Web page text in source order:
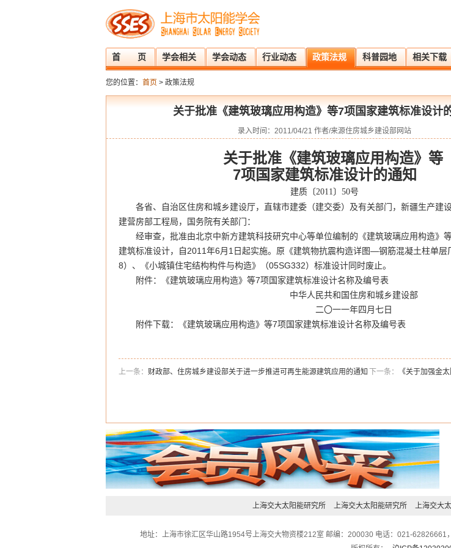
首 页 学会相关 学会动态 行业动态 政策法规 科普园地 相关下载
您的位置： 首页 > 政策法规
关于批准《建筑玻璃应用构造》等7项国家建筑标准设计
录入时间：2011/04/21 作者/来源住房城乡建设部网站
关于批准《建筑玻璃应用构造》等
7项国家建筑标准设计的通知
建质〔2011〕50号
各省、自治区住房和城乡建设厅，直辖市建委（建交委）及有关部门，新疆生产建
建营房部工程局，国务院有关部门：
经审查，批准由北京中新方建筑科技研究中心等单位编制的《建筑玻璃应用构造》
建筑标准设计，自2011年6月1日起实施。原《建筑物抗震构造详图—钢筋混凝土柱单层
8）、《小城镇住宅结构构件与构造》（05SG332）标准设计同时废止。
附件：《建筑玻璃应用构造》等7项国家建筑标准设计名称及编号表
中华人民共和国住房和城乡建设部
二〇一一年四月七日
附件下载：
《建筑玻璃应用构造》等7项国家建筑标准设计名称及编号表
上一条： 财政部、住房城乡建设部关于进一步推进可再生能源建筑应用的通知 下一条： 《关于加强金
上海交大太阳能研究所 上海交大太阳能研究所 上海交大
地址：上海市徐汇区华山路1954号上海交大物资楼212室 邮编：200030 电话：021-